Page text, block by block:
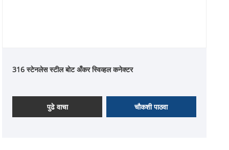
316 स्टेनलेस स्टील बोट अँकर स्विव्हल कनेक्टर
पुढे वाचा चौकशी पाठवा